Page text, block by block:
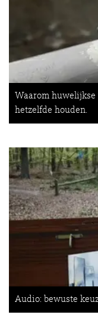
Waarom huwelijkse
hetzelfde houden.
Audio: bewuste